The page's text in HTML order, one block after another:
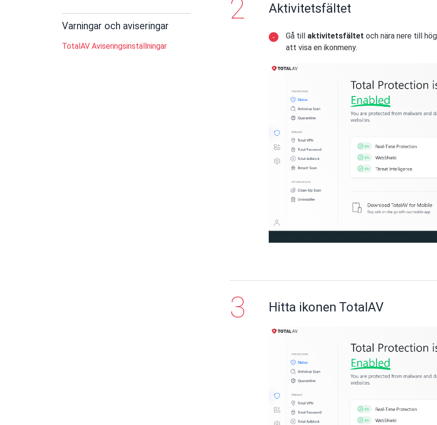
Varningar och aviseringar
TotalAV Aviseringsinställningar
Aktivitetsfältet
Gå till aktivitetsfältet och nära nere till
att visa en ikonmeny.
Hitta ikonen TotalAV